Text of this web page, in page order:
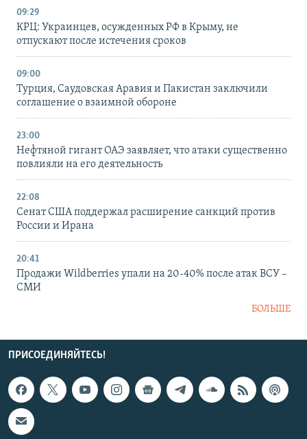
09:29
КРЦ: Украинцев, осужденных РФ в Крыму, не
отпускают после истечения сроков
09:00
Турция, Саудовская Аравия и Пакистан заключили
соглашение о взаимной обороне
23:00
Нефтяной гигант ОАЭ заявляет, что атаки существенно
повлияли на его деятельность
22:08
Сенат США поддержал расширение санкций против
России и Ирана
20:41
Продажи Wildberries упали на 20-40% после атак ВСУ –
СМИ
БОЛЬШЕ
ПРИСОЕДИНЯЙТЕСЬ!